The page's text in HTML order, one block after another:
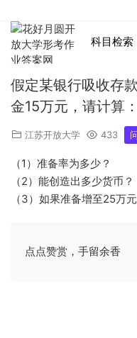
科目检索
假定某银行吸收存
金15万元，请计算：
江苏开放大学 433
（1）准备率为多少？
（2）能创造出多少货币？
（3）如果准备增至25万
点点赞赏，手留余香